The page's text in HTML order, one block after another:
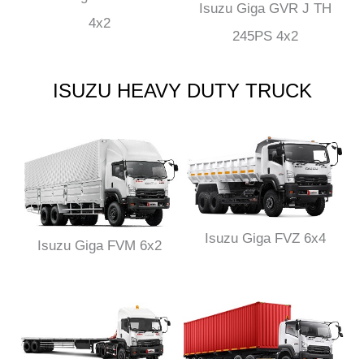
4x2
Isuzu Giga GVR J TH
245PS 4x2
ISUZU HEAVY DUTY TRUCK
Isuzu Giga FVM 6x2 Isuzu Giga FVZ 6x4